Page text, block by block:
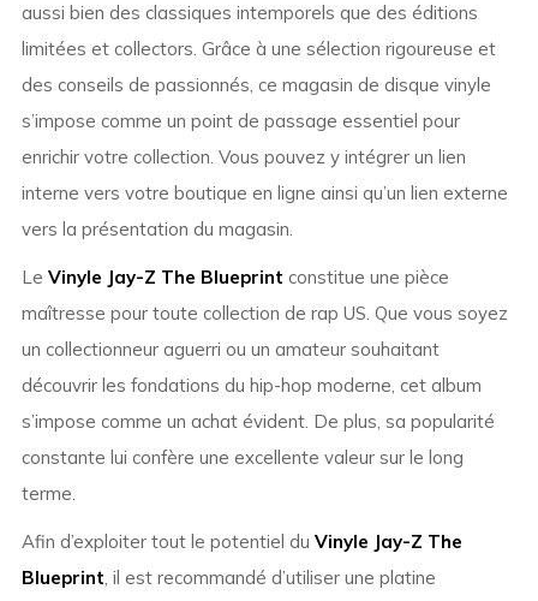
aussi bien des classiques intemporels que des éditions
limitées et collectors. Grâce à une sélection rigoureuse et
des conseils de passionnés, ce magasin de disque vinyle
s’impose comme un point de passage essentiel pour
enrichir votre collection. Vous pouvez y intégrer un lien
interne vers votre boutique en ligne ainsi qu’un lien externe
vers la présentation du magasin.
Le Vinyle Jay-Z The Blueprint constitue une pièce
maîtresse pour toute collection de rap US. Que vous soyez
un collectionneur aguerri ou un amateur souhaitant
découvrir les fondations du hip-hop moderne, cet album
s’impose comme un achat évident. De plus, sa popularité
constante lui confère une excellente valeur sur le long
terme.
Afin d’exploiter tout le potentiel du Vinyle Jay-Z The
Blueprint, il est recommandé d’utiliser une platine